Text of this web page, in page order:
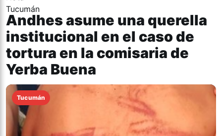
Andhes asume una querella
institucional en el caso de
tortura en la comisaria de
Yerba Buena
Tucumán